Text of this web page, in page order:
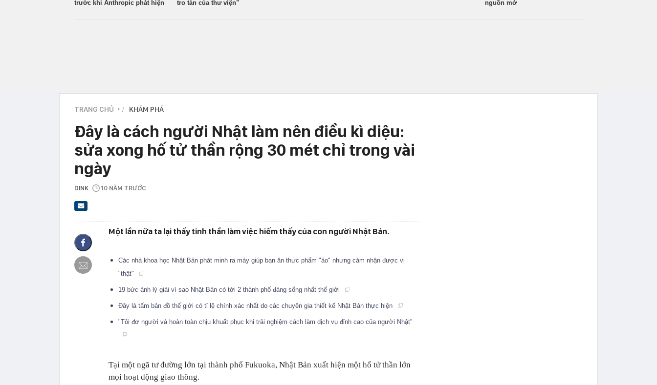
trước khi Anthropic phát hiện
tro tàn của thư viện"
nguồn mở
TRANG CHỦ › KHÁM PHÁ
Đây là cách người Nhật làm nên điều kì diệu:
sửa xong hố tử thần rộng 30 mét chỉ trong vài
ngày
DINK 10 NĂM TRƯỚC
Một lần nữa ta lại thấy tinh thần làm việc hiếm thấy của con người Nhật Bản.
Các nhà khoa học Nhật Bản phát minh ra máy giúp bạn ăn thực phẩm "ảo" nhưng cảm nhận được vị
"thật"
19 bức ảnh lý giải vì sao Nhật Bản có tới 2 thành phố đáng sống nhất thế giới
Đây là tấm bản đồ thế giới có tỉ lệ chính xác nhất do các chuyên gia thiết kế Nhật Bản thực hiện
"Tôi đơ người và hoàn toàn chịu khuất phục khi trải nghiệm cách làm dịch vụ đỉnh cao của người Nhật"
Tại một ngã tư đường lớn tại thành phố Fukuoka, Nhật Bản xuất hiện một hố tử thần lớn
mọi hoạt động giao thông.